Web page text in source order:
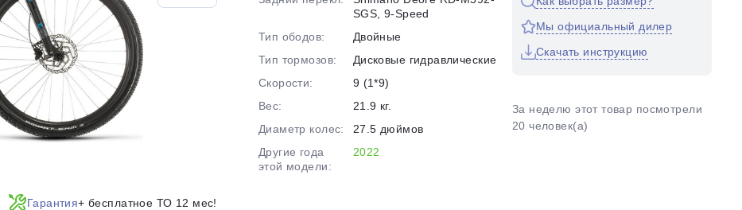
Гарантия+ бесплатное ТО 12 мес!
SGS, 9-Speed
Тип ободов:
Двойные
Тип тормозов:
Дисковые гидравлические
Скорости:
9 (1*9)
Вес:
21.9 кг.
Диаметр колес:
27.5 дюймов
Другие года
этой модели:
2022
Мы официальный дилер
Скачать инструкцию
За неделю этот товар посмотрели
20 человек(а)
График платежей
Сегодня
25%
в корзину